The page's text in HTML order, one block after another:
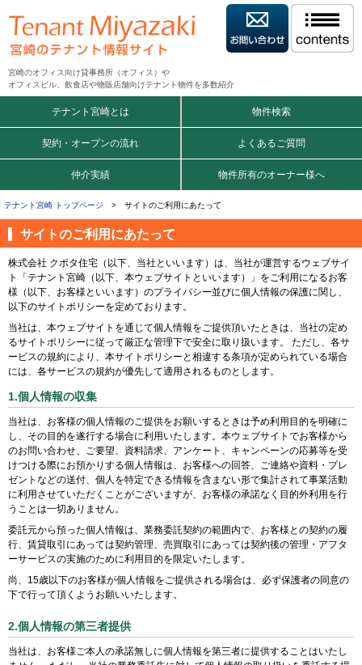
宮崎のオフィス向け貸事務所（オフィス）や
オフィスビル、飲食店や物販店舗向けテナント物件を多数紹介
テナント宮崎とは 物件検索
契約・オープンの流れ よくあるご質問
仲介実績 物件所有のオーナー様へ
テナント宮崎 トップページ > サイトのご利用にあたって
サイトのご利用にあたって
株式会社 クボタ住宅（以下、当社といいます）は、当社が運営するウェブサイ
ト「テナント宮崎（以下、本ウェブサイトといいます）」をご利用になるお客
様（以下、お客様といいます）のプライバシー並びに個人情報の保護に関し、
以下のサイトポリシーを定めております。
当社は、本ウェブサイトを通じて個人情報をご提供頂いたときは、当社の定め
るサイトポリシーに従って厳正な管理下で安全に取り扱います。 ただし、各サ
ービスの規約により、本サイトポリシーと相違する条項が定められている場合
には、各サービスの規約が優先して適用されるものとします。
1.個人情報の収集
当社は、お客様の個人情報のご提供をお願いするときは予め利用目的を明確に
し、その目的を遂行する場合に利用いたします。本ウェブサイトでお客様から
のお問い合わせ、ご要望、資料請求、アンケート、キャンペーンの応募等を受
けつける際にお預かりする個人情報は、お客様への回答、ご連絡や資料・プレ
ゼントなどの送付、個人を特定できる情報を含まない形で集計されて事業活動
に利用させていただくことがございますが、お客様の承諾なく目的外利用を行
うことは一切ありません。
委託元から預った個人情報は、業務委託契約の範囲内で、お客様との契約の履
行、賃貸取引にあっては契約管理、売買取引にあっては契約後の管理・アフタ
ーサービスの実施のために利用目的を限定いたします。
尚、15歳以下のお客様が個人情報をご提供される場合は、必ず保護者の同意の
下で行って頂くようお願いいたします。
2.個人情報の第三者提供
当社は、お客様ご本人の承諾無しに個人情報を第三者に提供することはいたし